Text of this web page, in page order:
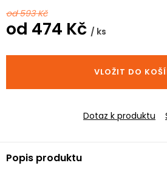
od 593 Kč
od 474 Kč / ks
cena:
VLOŽIT DO
Dotaz k produktu
Popis produktu